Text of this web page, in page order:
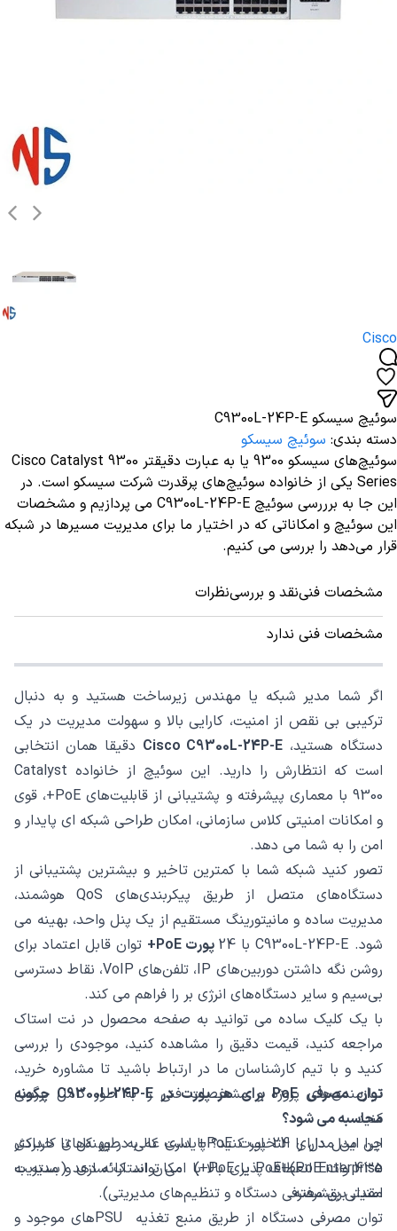
Cisco
سوئیچ سیسکو C9300L-24P-E
دسته بندی: سوئیچ سیسکو
سوئیچ‌های سیسکو 9300 یا به عبارت دقیقتر Cisco Catalyst 9300
Series یکی از خانواده سوئیچ‌های پرقدرت شرکت سیسکو است. در
این جا به برررسی سوئیچ‌ C9300L-24P-E می پردازیم و مشخصات
این سوئیچ و امکاناتی که در اختیار ما برای مدیریت مسیرها در شبکه
قرار می‌دهد را بررسی می کنیم.
مشخصات فنینقد و بررسینظرات
مشخصات فنی ندارد
اگر شما مدیر شبکه یا مهندس زیرساخت هستید و به دنبال
ترکیبی بی‌ نقص از امنیت، کارایی بالا و سهولت مدیریت در یک
دستگاه هستید، Cisco C9300L-24P-E دقیقا همان انتخابی
است که انتظارش را دارید. این سوئیچ از خانواده Catalyst
9300 با معماری پیشرفته و پشتیبانی از قابلیت‌های PoE+، قوی
و امکانات امنیتی کلاس سازمانی، امکان طراحی شبکه ‌ای پایدار و
امن را به شما می ‌دهد.
تصور کنید شبکه شما با کمترین تاخیر و بیشترین پشتیبانی از
دستگاه‌های متصل از طریق پیکربندی‌های QoS هوشمند،
مدیریت ساده و مانیتورینگ مستقیم از یک پنل واحد، بهینه می
‌شود. C9300L-24P-E با 24
پورت PoE+
توان قابل اعتماد برای
روشن نگه‌ داشتن دوربین‌های IP، تلفن‌های VoIP، نقاط دسترسی
بی‌سیم و سایر دستگاه‌های انرژی ‌بر را فراهم می‌ کند.
با یک کلیک ساده می ‌توانید به صفحه محصول در نت استاک
مراجعه کنید، قیمت دقیق را مشاهده کنید، موجودی را بررسی
کنید و با تیم کارشناسان ما در ارتباط باشید تا مشاوره خرید،
نیازمندی‌های پروژه و مشخصات فنی را به‌ طور کامل بررسی
کنید.
چرا این مدل را انتخاب کنید؟ پایداری عالی در پهنه‌های کاربردی
Enterprise انعطاف ‌پذیری بالا با امکان استک‌ سازی و مدیریت
امنیتی پیشرفته.
توان مصرفی PoE برای هر پورت در C9300L-24P-E چگونه
محاسبه می ‌شود؟
این مدل دارای 24 پورت PoE+ است که به ‌طور کل تا حداکثر
435 وات PoE+(PoE یا PoE+) می ‌تواند ارائه دهد (بسته به
مقدار برق مصرفی دستگاه و تنظیم‌های مدیریتی).
توان مصرفی دستگاه از طریق منبع تغذیه PSUهای موجود و